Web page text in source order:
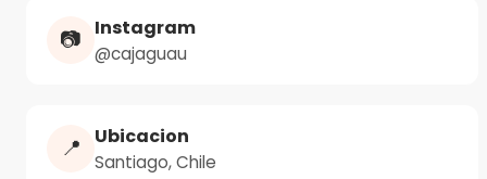
📷 Instagram
@cajaguau
📍 Ubicacion
Santiago, Chile